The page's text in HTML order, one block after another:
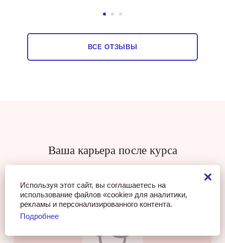
ВСЕ ОТЗЫВЫ
Ваша карьера после курса
Используя этот сайт, вы соглашаетесь на
использование файлов «cookie» для аналитики,
рекламы и персонализированного контента.
Подробнее